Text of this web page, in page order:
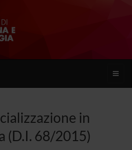
Toggle
in
(D.I. 68/2015)